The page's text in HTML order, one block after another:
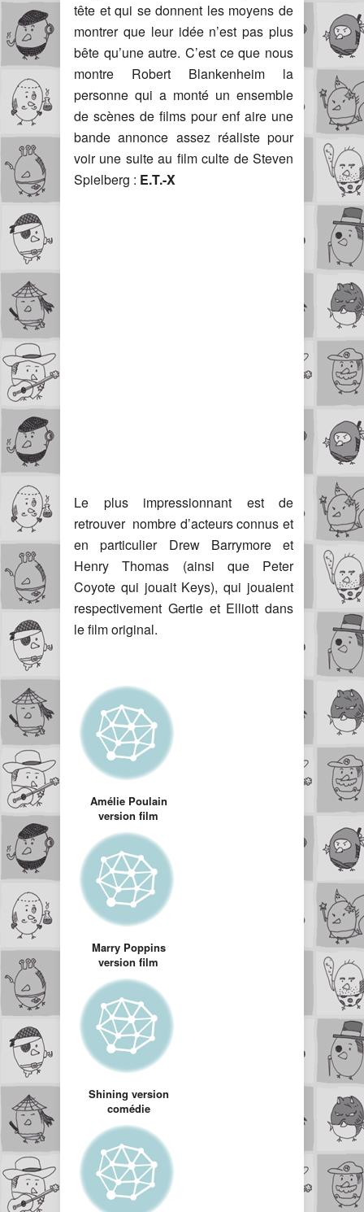
tête et qui se donnent les moyens de
montrer que leur idée n’est pas plus
bête qu’une autre. C’est ce que nous
montre Robert Blankenheim la
personne qui a monté un ensemble
de scènes de films pour enf aire une
bande annonce assez réaliste pour
voir une suite au film culte de Steven
Spielberg : E.T.-X
Le plus impressionnant est de
retrouver nombre d’acteurs connus et
en particulier Drew Barrymore et
Henry Thomas (ainsi que Peter
Coyote qui jouait Keys), qui jouaient
respectivement Gertie et Elliott dans
le film original.
Amélie Poulain
version film
d’horreur
Marry Poppins
version film
d’horreur
Shining version
comédie